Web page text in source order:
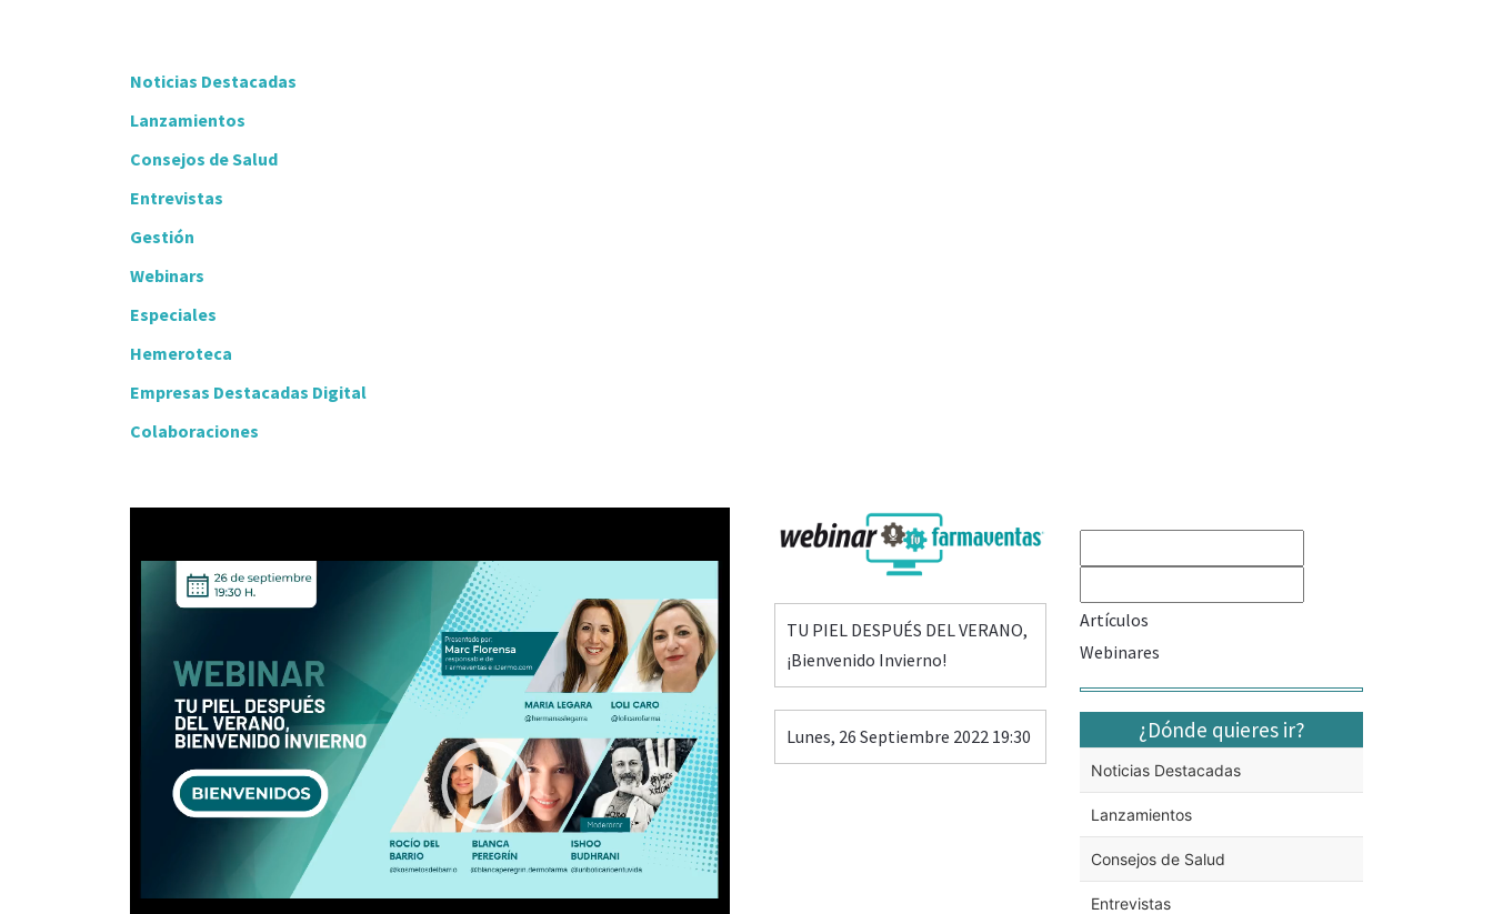
Noticias Destacadas
Lanzamientos
Consejos de Salud
Entrevistas
Gestión
Webinars
Especiales
Hemeroteca
Empresas Destacadas Digital
Colaboraciones
TU PIEL DESPUÉS DEL VERANO,
¡Bienvenido Invierno!
Lunes, 26 Septiembre 2022 19:30
Artículos
Webinares
¿Dónde quieres ir?
Noticias Destacadas
Lanzamientos
Consejos de Salud
Entrevistas